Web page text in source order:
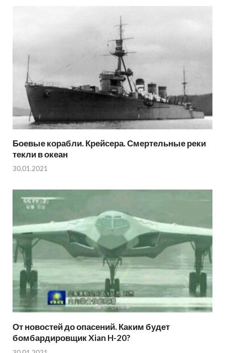
Боевые корабли. Крейсера. Смертельные реки
текли в океан
30.01.2021
От новостей до опасений. Каким будет
бомбардировщик Xian H-20?